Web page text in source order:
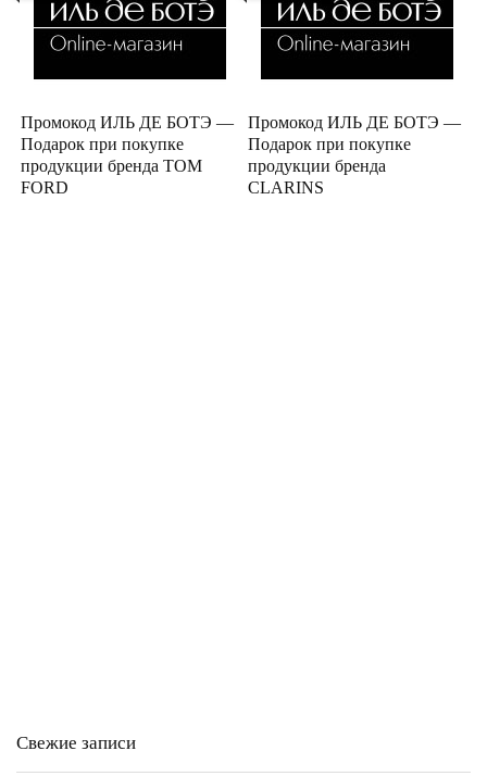
Промокод ИЛЬ ДЕ БОТЭ —
Подарок при покупке
продукции бренда TOM
FORD
Промокод ИЛЬ ДЕ БОТЭ —
Подарок при покупке
продукции бренда
CLARINS
Свежие записи